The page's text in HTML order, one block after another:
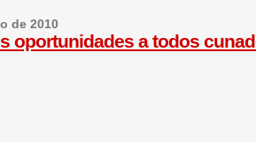
de 2010
oportunidades a todos